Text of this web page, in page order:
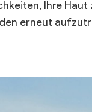
Ihre Haut
erneut